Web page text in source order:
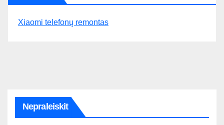
Xiaomi telefonų remontas
Nepraleiskit